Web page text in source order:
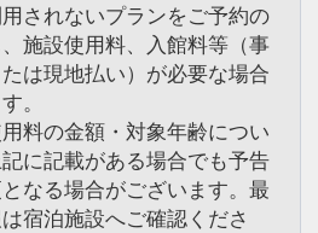
されないプランをご予約の
施設使用料、入館料等（事
は現地払い）が必要な場合
。
用料の金額・対象年齢につい
に記載がある場合でも予告
なる場合がございます。最
宿泊施設へご確認くださ